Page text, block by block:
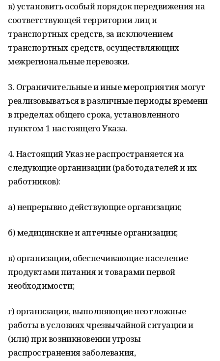
в) установить особый порядок передвижения на
соответствующей территории лиц и
транспортных средств, за исключением
транспортных средств, осуществляющих
межрегиональные перевозки.
3. Ограничительные и иные мероприятия могут
реализовываться в различные периоды времени
в пределах общего срока, установленного
пунктом 1 настоящего Указа.
4. Настоящий Указ не распространяется на
следующие организации (работодателей и их
работников):
а) непрерывно действующие организации;
б) медицинские и аптечные организации;
в) организации, обеспечивающие население
продуктами питания и товарами первой
необходимости;
г) организации, выполняющие неотложные
работы в условиях чрезвычайной ситуации и
(или) при возникновении угрозы
распространения заболевания,